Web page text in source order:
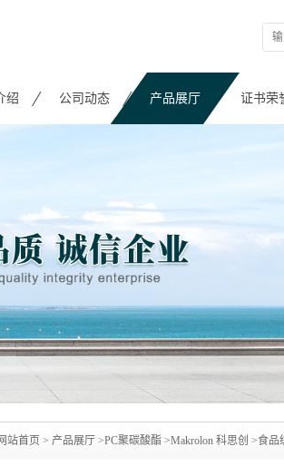
绍 公司动态 产品展厅 证书荣
站首页 > 产品展厅 >PC聚碳酸酯 >Makrolon 科思创 >食品